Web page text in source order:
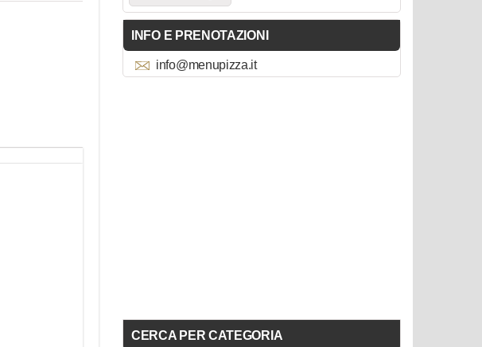
INFO E PRENOTAZIONI
info@menupizza.it
CERCA PER CATEGORIA